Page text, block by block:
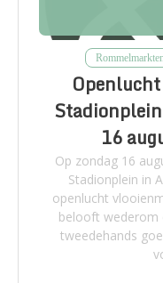
16
Op zondag 16
Stadionplein in
openlucht
belooft wederom
tweedehands